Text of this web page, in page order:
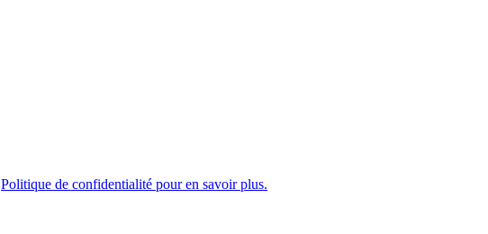
Politique de confidentialité pour en savoir plus.